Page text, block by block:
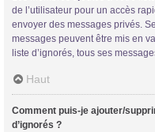
de l’utilisateur pour un accès
envoyer des messages privés.
messages peuvent être mis en
liste d’ignorés, tous ses
Haut
Comment puis-je ajouter/
d’ignorés ?